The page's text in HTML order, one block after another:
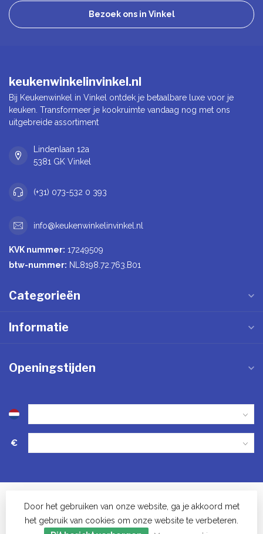
Bezoek ons in Vinkel
keukenwinkelinvinkel.nl
Bij Keukenwinkel in Vinkel ontdek je betaalbare luxe voor je
keuken. Transformeer je kookruimte vandaag nog met ons
uitgebreide assortiment
Lindenlaan 12a
5381 GK Vinkel
(+31) 073-532 0 393
info@keukenwinkelinvinkel.nl
KVK nummer: 17249509
btw-nummer: NL8198.72.763.B01
Categorieën
Informatie
Openingstijden
€
Door het gebruiken van onze website, ga je akkoord met
het gebruik van cookies om onze website te verbeteren.